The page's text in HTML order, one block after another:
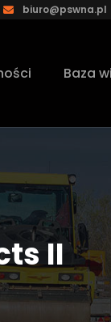
biuro@pswna.pl
Baza
II